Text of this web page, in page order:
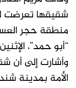
شقيقها تعرضت
منطقة حجر
“أبو حمد”،
وأشارت إلى أن
الأمة بمدينة